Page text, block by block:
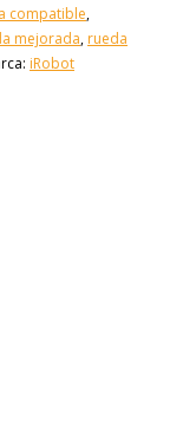
compatible,
mejorada, rueda
iRobot